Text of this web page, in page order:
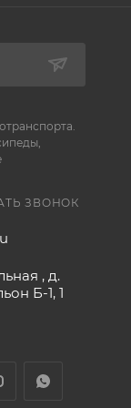
так и
ЗВОНОК
, д.
Б-1, 1